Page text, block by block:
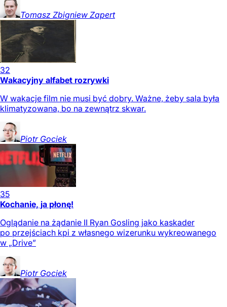
Tomasz Zbigniew Zapert
32
Wakacyjny alfabet rozrywki
W wakacje film nie musi być dobry. Ważne, żeby sala była
klimatyzowana, bo na zewnątrz skwar.
Piotr Gociek
35
Kochanie, ja płonę!
Oglądanie na żądanie II Ryan Gosling jako kaskader
po przejściach kpi z własnego wizerunku wykreowanego
w „Drive”
Piotr Gociek